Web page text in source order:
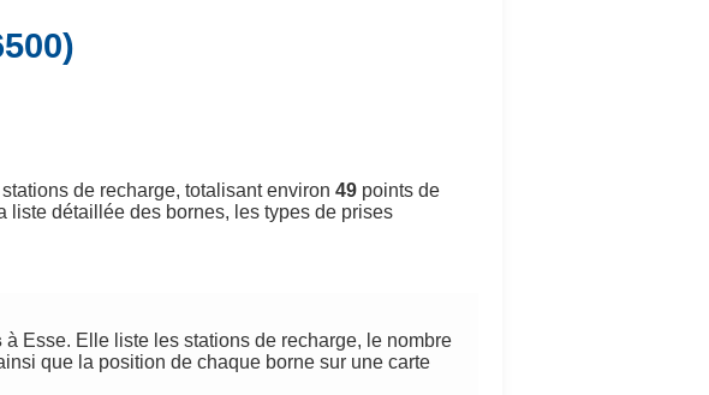
stations de recharge, totalisant environ 49 points de
liste détaillée des bornes, les types de prises
à Esse. Elle liste les stations de recharge, le nombre
que la position de chaque borne sur une carte